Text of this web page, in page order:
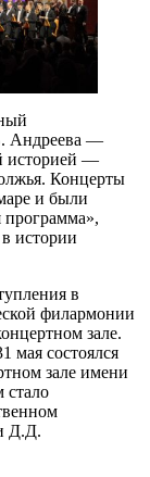
Андреева —
историей —
Концерты
и были
истории
в
филармонии
зале.
мая состоялся
зале имени
Д.Д.